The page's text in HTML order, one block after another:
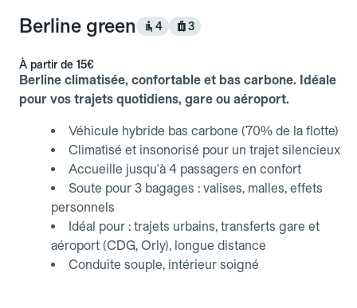
Berline green 4 3
À partir de 15€
Berline climatisée, confortable et bas carbone. Idéale
pour vos trajets quotidiens, gare ou aéroport.
Véhicule hybride bas carbone (70% de la flotte)
Climatisé et insonorisé pour un trajet silencieux
Accueille jusqu'à 4 passagers en confort
Soute pour 3 bagages : valises, malles, effets
personnels
Idéal pour : trajets urbains, transferts gare et
aéroport (CDG, Orly), longue distance
Conduite souple, intérieur soigné